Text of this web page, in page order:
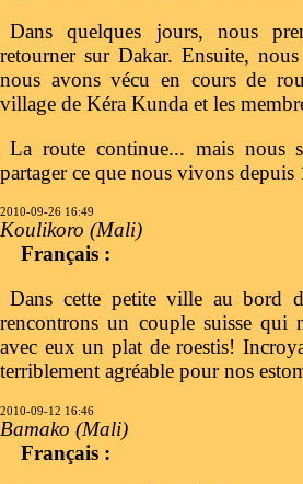
Dans quelques jours, nous
retourner sur Dakar. Ensuite,
nous avons vécu en cours de
village de Kéra Kunda et les
La route continue... mais nous
partager ce que nous vivons depuis
2010-09-26 16:49
Koulikoro (Mali)
Français :
Dans cette petite ville au bord
rencontrons un couple suisse qui
avec eux un plat de roestis!
terriblement agréable pour nos
2010-09-12 16:46
Bamako (Mali)
Français :